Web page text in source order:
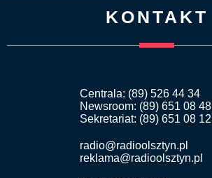
KONTAKT
Centrala: (89) 526 44 34
Newsroom: (89) 651 08 48
Sekretariat: (89) 651 08 12
radio@radioolsztyn.pl
reklama@radioolsztyn.pl